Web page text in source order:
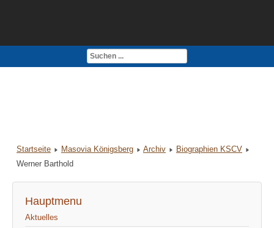
Impressum
Startseite Masovia Königsberg Archiv
Biographien KSCV
Werner Barthold
Hauptmenu
Aktuelles